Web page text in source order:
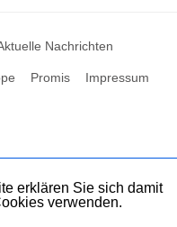
Nachrichten
Promis Impressum
erklären Sie sich damit
verwenden.